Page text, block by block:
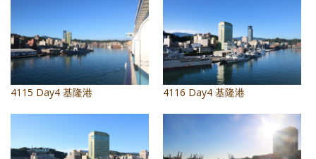
創意出版服務
歷史區
4115 Day4 基隆港 4116 Day4 基隆港